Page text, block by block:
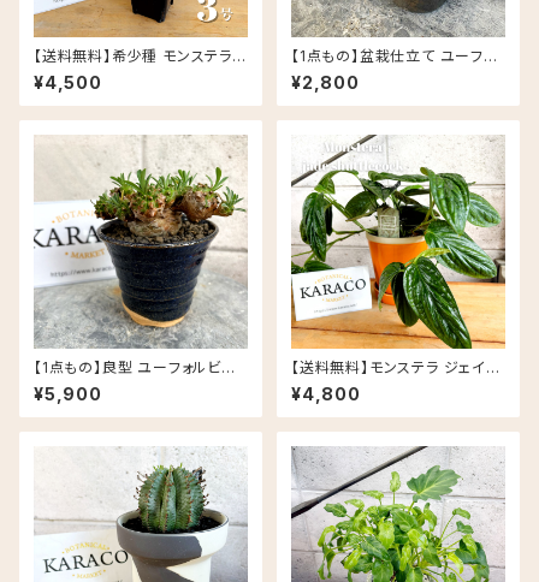
【送料無料】希少種 モンステラ
バールマルクスフレイム 3号 Ur
ban Jungle
¥4,500
【1点もの】盆栽仕立て ユーフォ
ルビア 峨眉山 信楽焼 陶器鉢
丸鉢 多肉植物
¥2,800
【1点もの】良型 ユーフォルビア
峨眉山 信楽焼 陶器鉢 多肉植物
¥5,900
【送料無料】モンステラ ジェイド
シャトルコック 5号 グロッシーポ
ット アプリコット 皿セット セラミ
ック鉢
¥4,800